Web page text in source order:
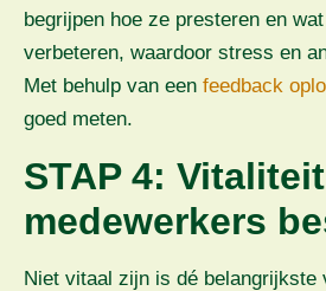
begrijpen hoe ze presteren en
verbeteren, waardoor stress en
Met behulp van een feedback
goed meten.
STAP 4: Vitaliteit
medewerkers
Niet vitaal zijn is dé belangrijkste